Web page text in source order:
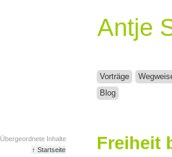
Antje
Vorträge
Blog
Übergeordnete Inhalte
↑ Startseite
Freiheit